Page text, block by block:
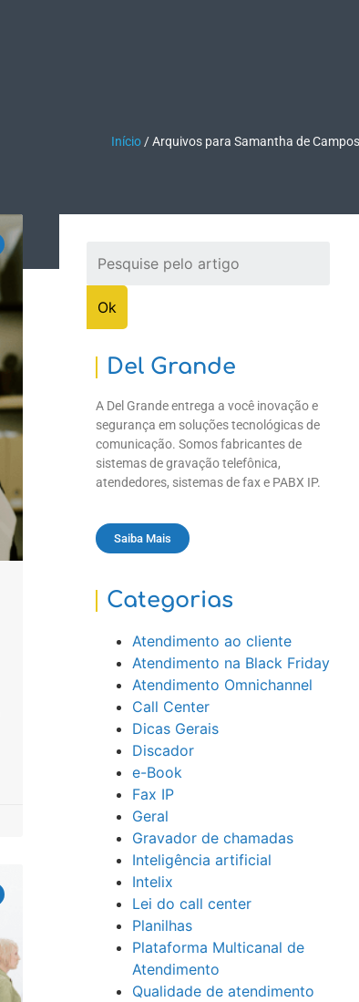
Início /Arquivos para Samantha de Campos
Del Grande
A Del Grande entrega a você inovação e
segurança em soluções tecnológicas de
comunicação. Somos fabricantes de
sistemas de gravação telefônica,
atendedores, sistemas de fax e PABX IP.
Saiba Mais
Categorias
Atendimento ao cliente
Atendimento na Black Friday
Atendimento Omnichannel
Call Center
Dicas Gerais
Discador
e-Book
Fax IP
Geral
Gravador de chamadas
Inteligência artificial
Intelix
Lei do call center
Planilhas
Plataforma Multicanal de
Atendimento
Qualidade de atendimento